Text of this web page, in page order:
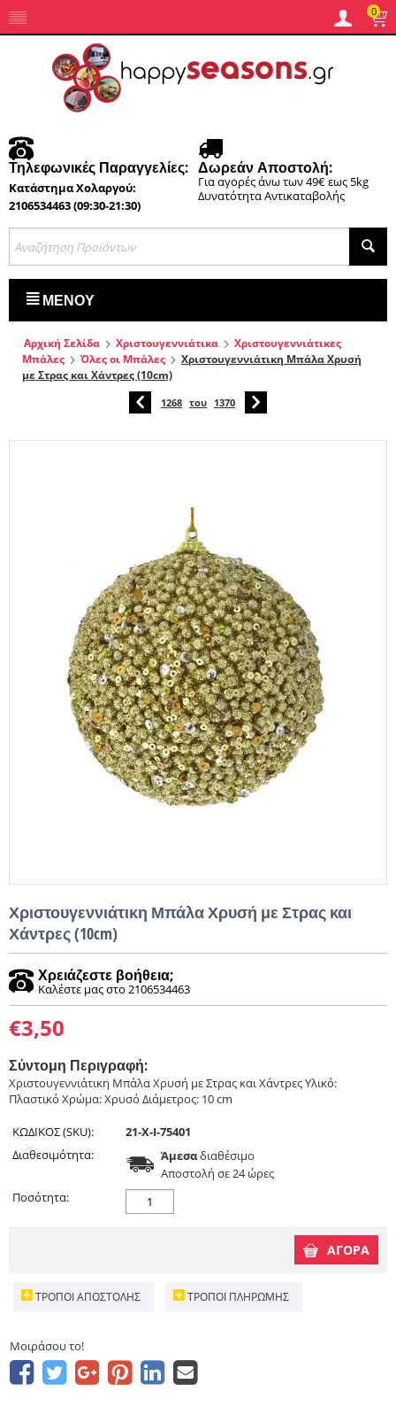
0
Τηλεφωνικές Παραγγελίες:
Κατάστημα Χολαργού:
2106534463 (09:30-21:30)
Δωρεάν Αποστολή:
Για αγορές άνω των 49€ εως 5kg
Δυνατότητα Αντικαταβολής
ΜΕΝΟΎ
Αρχική Σελίδα Χριστουγεννιάτικα
Χριστουγεννιάτικες
Μπάλες
Όλες οι Μπάλες
Χριστουγεννιάτικη Μπάλα Χρυσή
με Στρας και Χάντρες (10cm)
1268 του 1370
Χριστουγεννιάτικη Μπάλα Χρυσή με Στρας και
Χάντρες (10cm)
Χρειάζεστε βοήθεια;
Καλέστε μας στο 2106534463
€3,50
Σύντομη Περιγραφή:
Χριστουγεννιάτικη Μπάλα Χρυσή με Στρας και Χάντρες Υλικό:
Πλαστικό Χρώμα: Χρυσό Διάμετρος: 10 cm
ΚΩΔΙΚΟΣ (SKU):
21-X-I-75401
Διαθεσιμότητα:
Άμεσαδιαθέσιμο
Aποστολή σε 24 ώρες
Ποσότητα:
ΑΓΟΡΑ
ΤΡΌΠΟΙ ΑΠΟΣΤΟΛΉΣ ΤΡΌΠΟΙ ΠΛΗΡΩΜΉΣ
Μοιράσου το!